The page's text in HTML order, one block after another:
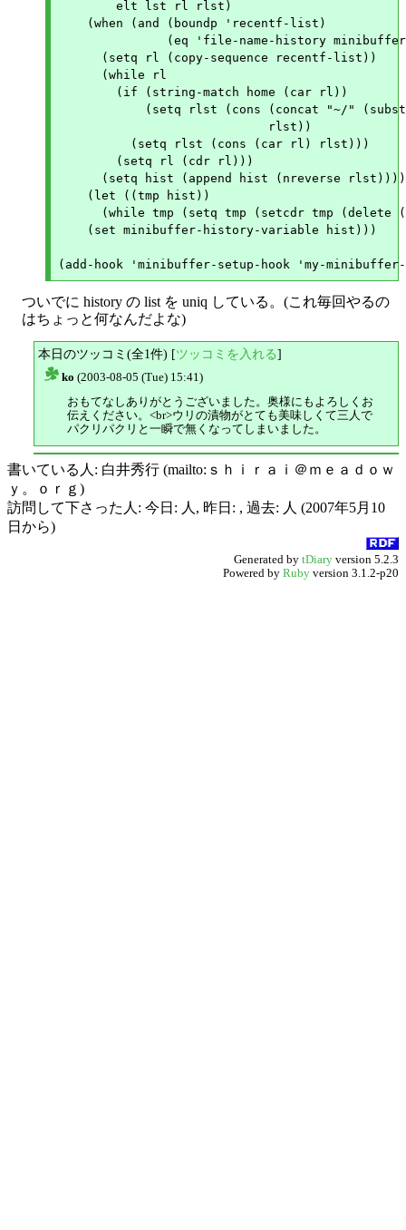
    (when (and (boundp 'recentf-list)
      (setq rl (copy-sequence recentf-list))
      (while rl
      (setq hist (append hist (nreverse rlst))))
    (let ((tmp hist))
(while tmp (setq tmp (setcdr tmp (delete
    (set minibuffer-history-variable hist)))
ついでに history の list を uniq している。(これ毎回やるの
はちょっと何なんだよな)
本日のツッコミ(全1件) [ツッコミを入れる]
ko (2003-08-05 (Tue) 15:41)
おもてなしありがとうございました。奥様にもよろしくお
伝えください。<br>ウリの漬物がとても美味しくて三人で
パクリパクリと一瞬で無くなってしまいました。
書いている人: 白井秀行 (mailto:ｓｈｉｒａｉ＠ｍｅａｄｏｗ
ｙ。ｏｒｇ)
訪問して下さった人: 今日: 人, 昨日: , 過去: 人 (2007年5月10
日から)
Generated by tDiary version 5.2.3
Powered by Ruby version 3.1.2-p20